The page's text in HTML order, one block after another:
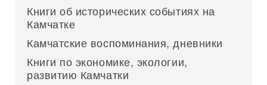
Книги об исторических событиях на
Камчатке
Камчатские воспоминания, дневники
Книги по экономике, экологии,
развитию Камчатки